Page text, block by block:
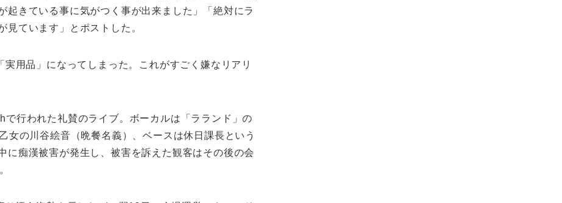
起きている事に気がつく事が出来ました」「絶対にラ
見ています」とポストした。
用品」になってしまった。これがすごく嫌なリアリ
行われた礼賛のライブ。ボーカルは「ラランド」の
女の川谷絵音（晩餐名義）、ベースは休日課長という
に痴漢被害が発生し、被害を訴えた観客はその後の会